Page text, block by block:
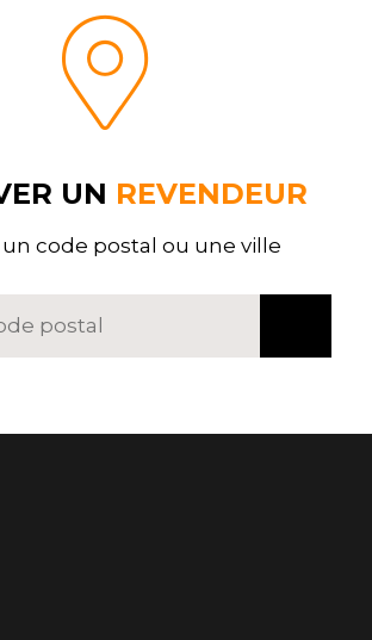
UN REVENDEUR
code postal ou une ville